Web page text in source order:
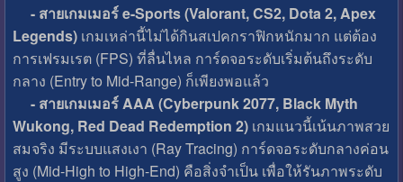
- สายเกมเมอร์ e-Sports (Valorant, CS2, Dota 2, Apex
Legends)เกมเหล่านี้ไม่ได้กินสเปคกราฟิกหนักมาก แต่ต้อง
การเฟรมเรต (FPS) ที่ลื่นไหล การ์ดจอระดับเริ่มต้นถึงระดับ
กลาง (Entry to Mid-Range) ก็เพียงพอแล้ว
- สายเกมเมอร์ AAA (Cyberpunk 2077, Black Myth
Wukong, Red Dead Redemption 2)เกมแนวนี้เน้นภาพสวย
สมจริง มีระบบแสงเงา (Ray Tracing) การ์ดจอระดับกลางค่อน
สูง (Mid-High to High-End) คือสิ่งจำเป็น เพื่อให้รันภาพระดับ